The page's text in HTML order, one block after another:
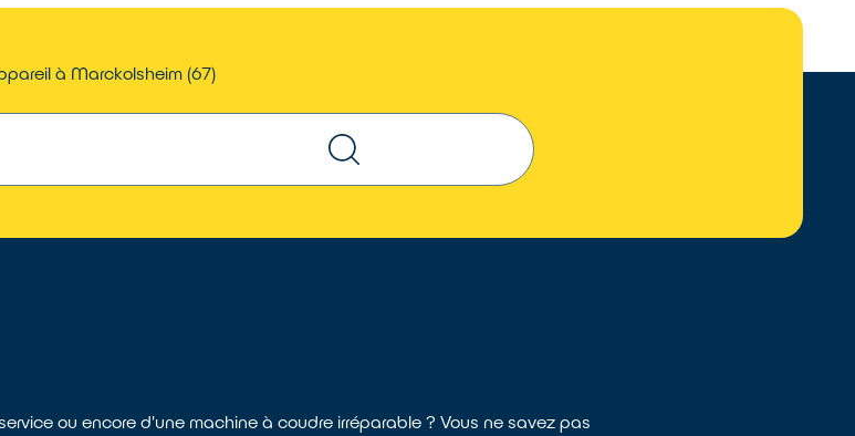
à Marckolsheim (67)
ou encore d'une machine à coudre irréparable ? Vous ne savez pas